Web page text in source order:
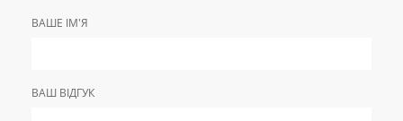
ВАШЕ ІМ'Я
ВАШ ВІДГУК